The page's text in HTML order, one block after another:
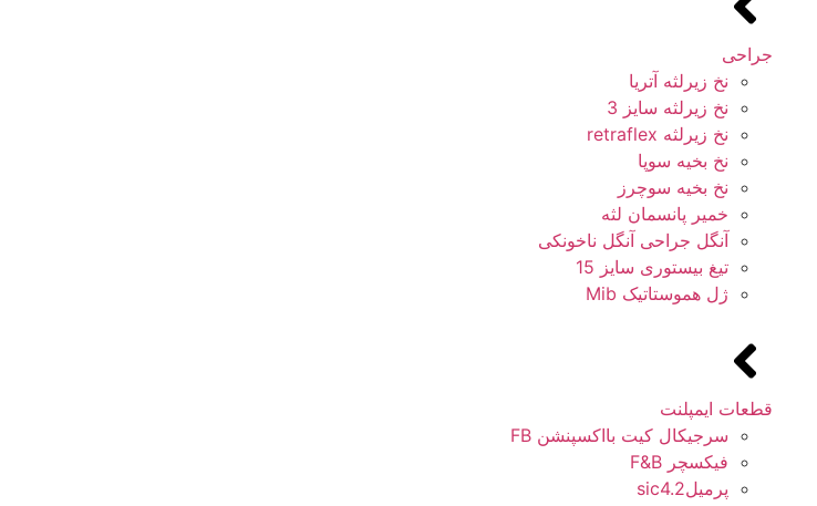
جراحی
نخ زیرلثه آتریا
نخ زیرلثه سایز 3
نخ زیرلثه retraflex
نخ بخیه سوپا
نخ بخیه سوچرز
خمیر پانسمان لثه
آنگل جراحی آنگل ناخونکی
تیغ بیستوری سایز 15
ژل هموستاتیک Mib
قطعات ایمپلنت
سرجیکال کیت بااکسپنشن FB
فیکسچر F&B
پرمیلsic4.2